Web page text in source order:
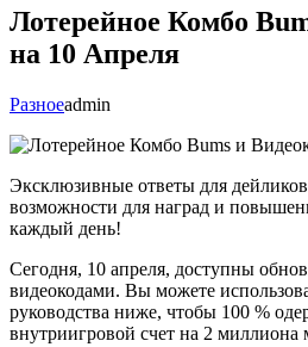
Лотерейное Комбо
на 10 Апреля
Разноеadmin
Эксклюзивные ответы для
возможности для наград и
каждый день!
Сегодня, 10 апреля, доступны
видеокодами. Вы можете
руководства ниже, чтобы 100 %
внутриигровой счет на 2 миллиона